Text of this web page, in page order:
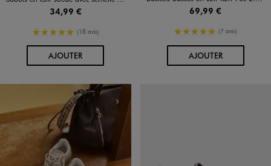
34,99 €
5/5 de moyenne
(18 avis)
AJOUTERAU PANIER
69,99 €
5/5 de moyenne
(7 avis)
AJOUTERAU PANIER